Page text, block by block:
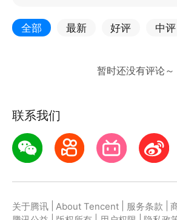
全部 最新 好评 中评
联系我们
关于腾讯 About Tencent 服务条款